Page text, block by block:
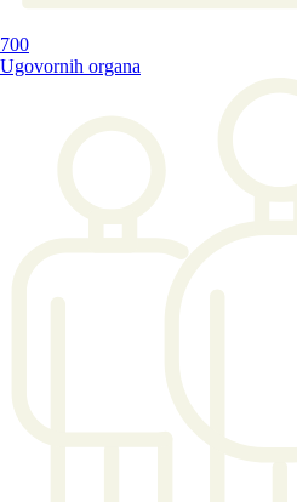
700
Ugovornih organa